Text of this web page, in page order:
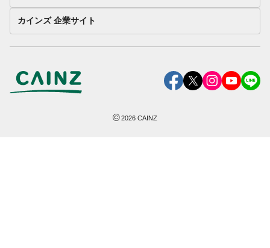
カインズ 企業サイト
©2026 CAINZ